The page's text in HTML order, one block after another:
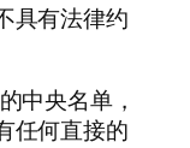
具有法律约
中央名单，
任何直接的